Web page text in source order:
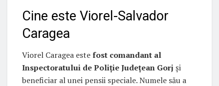
Cine este Viorel-Salvador
Caragea
Viorel Caragea estefost comandant al
Inspectoratului de Poliție Județean Gorj și
beneficiar al unei pensii speciale. Numele său a